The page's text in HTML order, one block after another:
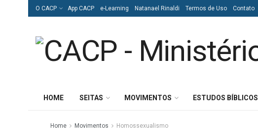
O CACP App CACP e-Learning Natanael Rinaldi Termos de Uso Contato
HOME SEITAS MOVIMENTOS ESTUDOS BÍBLICOS
Home Movimentos Homossexualismo